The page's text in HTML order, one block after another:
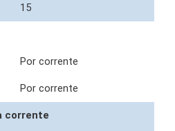
15
Por corrente
Por corrente
corrente